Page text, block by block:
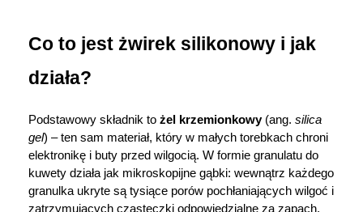
Co to jest żwirek silikonowy i jak
działa?
Podstawowy składnik to żel krzemionkowy (ang. silica
gel) – ten sam materiał, który w małych torebkach chroni
elektronikę i buty przed wilgocią. W formie granulatu do
kuwety działa jak mikroskopijne gąbki: wewnątrz każdego
granulka ukryte są tysiące porów pochłaniających wilgoć i
zatrzymujących cząsteczki odpowiedzialne za zapach.